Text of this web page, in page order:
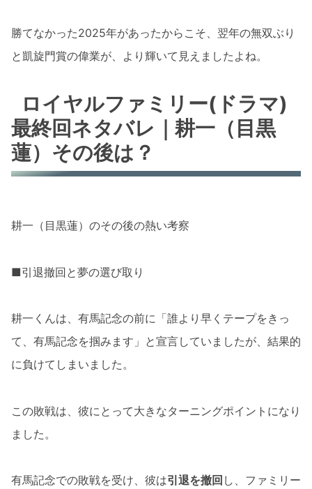
勝てなかった2025年があったからこそ、翌年の無双ぶり
と凱旋門賞の偉業が、より輝いて見えましたよね。
ロイヤルファミリー(ドラマ)
最終回ネタバレ｜耕一（目黒
蓮）その後は？
耕一（目黒蓮）のその後の熱い考察
■引退撤回と夢の選び取り
耕一くんは、有馬記念の前に「誰より早くテープをきっ
て、有馬記念を掴みます」と宣言していましたが、結果的
に負けてしまいました。
この敗戦は、彼にとって大きなターニングポイントになり
ました。
有馬記念での敗戦を受け、彼は引退を撤回 し、ファミリー